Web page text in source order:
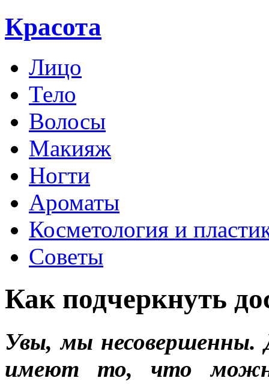
Красота
Лицо
Тело
Волосы
Макияж
Ногти
Ароматы
Косметология и
Советы
Как подчеркнуть
Увы, мы
имеют то, что